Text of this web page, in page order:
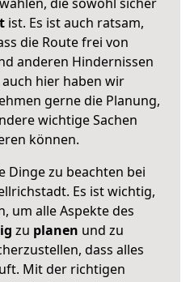
ist. Es ist auch ratsam,
die Route frei von
anderen Hindernissen
hier haben wir
gerne die Planung,
wichtige Sachen
können.
Dinge zu beachten bei
Es ist wichtig,
um alle Aspekte des
zu planen und zu
dass alles
Mit der richtigen